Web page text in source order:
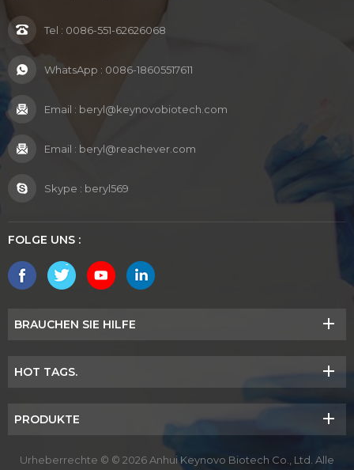
Tel : 0086-551-62626068
WhatsApp : 0086-18605517611
Email : beryl@keynovobiotech.com
Email : beryl@reachever.com
Skype : beryl569
FOLGE UNS :
BRAUCHEN SIE HILFE
HOT TAGS.
PRODUKTE
Urheberrechte © © 2026 Anhui Keynovo Biotech Co., Ltd. Alle